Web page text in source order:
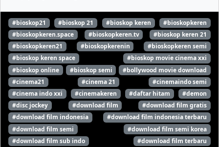
#bioskop21 #bioskop 21 #bioskop keren
#bioskopkeren
#bioskopkeren.space
#bioskopkeren.tv
#bioskop keren 21
#bioskopkeren21
#bioskopkerenin
#bioskopkeren semi
#bioskop keren space
#bioskop movie cinema xxi
#bioskop online
#bioskop semi
#bollywood movie download
#cinema21
#cinema 21
#cinemaindo semi
#cinema indo xxi
#cinemakeren #daftar hitam
#demon
#disc jockey
#download film
#download film gratis
#download film indonesia
#download film indonesia terbaru
#download film semi
#download film semi korea
#download film sub indo
#download film terbaru